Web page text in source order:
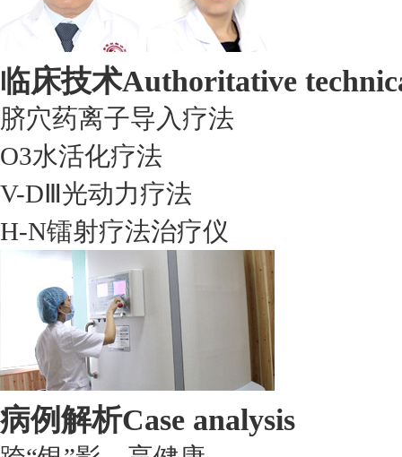
临床技术Authoritative
脐穴药离子导入疗法
O3水活化疗法
V-DⅢ光动力疗法
H-N镭射疗法治疗仪
病例解析Case analysis